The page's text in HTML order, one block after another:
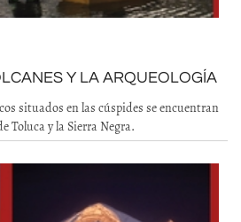
Y LA ARQUEOLOGÍA
situados en las cúspides se encuentran
Toluca y la Sierra Negra.